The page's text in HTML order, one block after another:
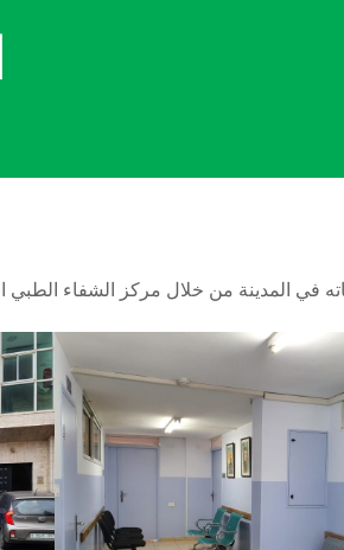
في المدينة من خلال مركز الشفاء الطبي